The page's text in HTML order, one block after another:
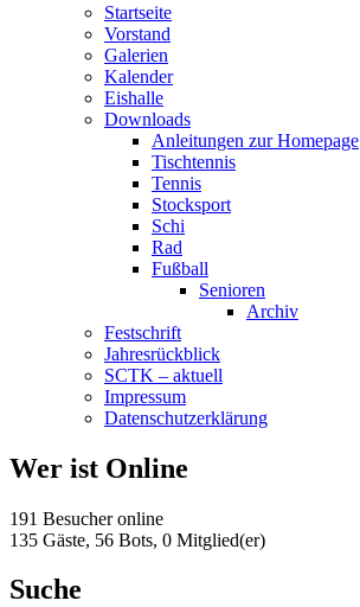
Startseite
Vorstand
Galerien
Kalender
Eishalle
Downloads
Anleitungen zur Homepage
Tischtennis
Tennis
Stocksport
Schi
Rad
Fußball
Senioren
Archiv
Festschrift
Jahresrückblick
SCTK – aktuell
Impressum
Datenschutzerklärung
Wer ist Online
191 Besucher online
135 Gäste, 56 Bots, 0 Mitglied(er)
Suche